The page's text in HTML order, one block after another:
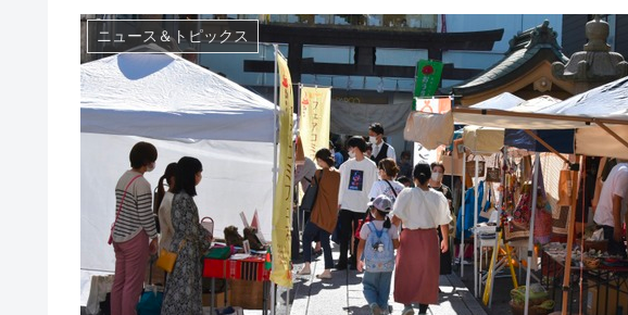
ニュース＆トピックス